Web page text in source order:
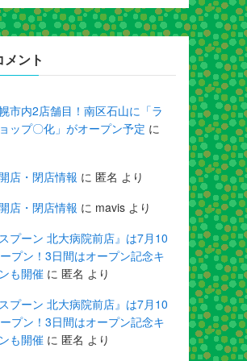
ント
市内2店舗目！南区石山に「ラ
ップ〇化」がオープン予定 に
店・閉店情報 に 匿名 より
店・閉店情報 に mavis より
プーン 北大病院前店』は7月10
プン！3日間はオープン記念キ
も開催 に 匿名 より
プーン 北大病院前店』は7月10
プン！3日間はオープン記念キ
も開催 に 匿名 より